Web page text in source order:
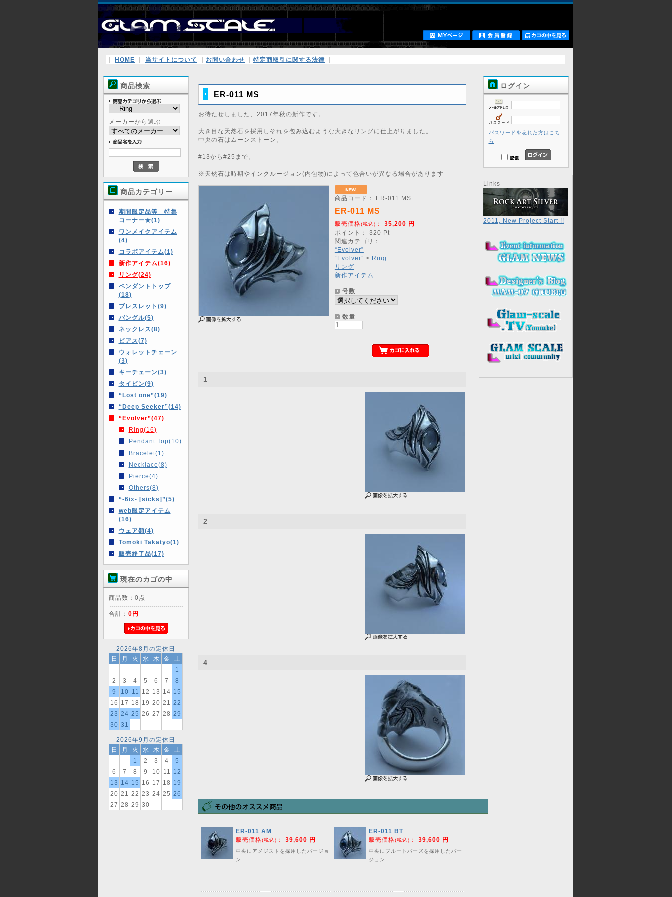
｜ HOME ｜ 当サイトについて ｜ お問い合わせ ｜ 特定商取引に関する法律 ｜
商品検索
メーカーから選ぶ
商品カテゴリー
期間限定品等 特集
コーナー★(1)
ワンメイクアイテム
(4)
コラボアイテム(1)
新作アイテム(16)
リング(24)
ペンダントトップ
(18)
ブレスレット(9)
バングル(5)
ネックレス(8)
ピアス(7)
ウォレットチェーン
(3)
キーチェーン(3)
タイピン(9)
“Lost one”(19)
“Deep Seeker”(14)
“Evolver”(47)
Ring(16)
Pendant Top(10)
Bracelet(1)
Necklace(8)
Pierce(4)
Others(8)
“-6ix- [sicks]”(5)
web限定アイテム
(16)
ウェア類(4)
Tomoki Takatyo(1)
販売終了品(17)
現在のカゴの中
商品数：0点
合計： 0円
2026年8月の定休日
日
月 火 水 木 金
土
1
2
3 4 5 6 7
8
9
10 11 12 13 14 15
16
17 18 19 20 21
22
23
24 25 26 27 28
29
30 31
2026年9月の定休日
日
月 火 水 木 金
土
1
2 3 4
5
6
7 8 9 10 11
12
13
14 15 16 17 18
19
20 21 22 23 24 25
26
27
28 29 30
ER-011 MS
お待たせしました、2017年秋の新作です。
大き目な天然石を採用しそれを包み込むような大きなリングに仕上がりました。
中央の石はムーンストーン。
#13から#25まで。
※天然石は時期やインクルージョン(内包物)によって色合いが異なる場合があります
商品コード： ER-011 MS
ER-011 MS
販売価格(税込) ： 35,200 円
ポイント： 320 Pt
関連カテゴリ：
“Evolver”
“Evolver” > Ring
リング
新作アイテム
号数
数量
1
2
4
ER-011 AM
販売価格(税込) ： 39,600 円
中央にアメジストを採用したバージョ
ン
ER-011 BT
販売価格(税込) ： 39,600 円
中央にブルートパーズを採用したバー
ジョン
ログイン
パスワードを忘れた方はこち
ら
Links
2011, New Project Start !!